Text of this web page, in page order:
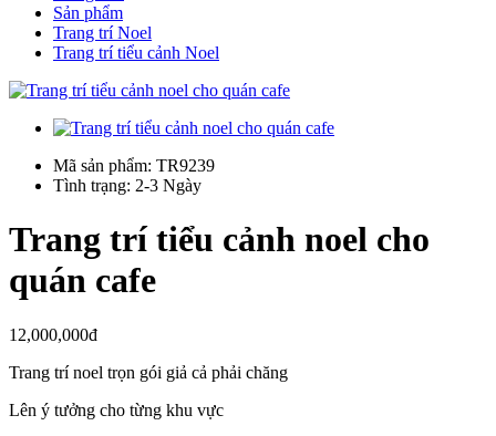
Sản phẩm
Trang trí Noel
Trang trí tiểu cảnh Noel
Mã sản phẩm: TR9239
Tình trạng: 2-3 Ngày
Trang trí tiểu cảnh noel cho
quán cafe
12,000,000đ
Trang trí noel trọn gói giả cả phải chăng
Lên ý tưởng cho từng khu vực